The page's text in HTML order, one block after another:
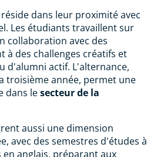
dans leur proximité avec
Les étudiants travaillent sur
collaboration avec des
à des challenges créatifs et
d'alumni actif. L'alternance,
troisième année, permet une
dans lesecteur de la
aussi une dimension
avec des semestres d'études à
anglais, préparant aux